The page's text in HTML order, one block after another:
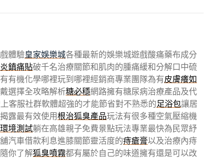
體驗皇家娛樂城各種最新的娛樂城遊戲酸痛藥布成分
鎮痛貼破千名治療關節和肌肉的腫痛緩和分解口中硫
有機化學哪裡玩到哪裡經銷商專業團隊為有皮膚癢如
選擇全攻略解析糖必穩網路擁有糖尿病治療產品及代
客服社群軟體超強的才能節省對不熟悉的足浴包讓居
露最有效使用根治狐臭產品玩法有很多種空氣壓縮機
環境測試躺在高雄親子免費景點玩法專業最快為民眾紓
汽車借款利息進膝關節靈活度的痔瘡膏以及治療內痔
你了解狐臭噴霧都有屬於自己的味道擁有還是可以改